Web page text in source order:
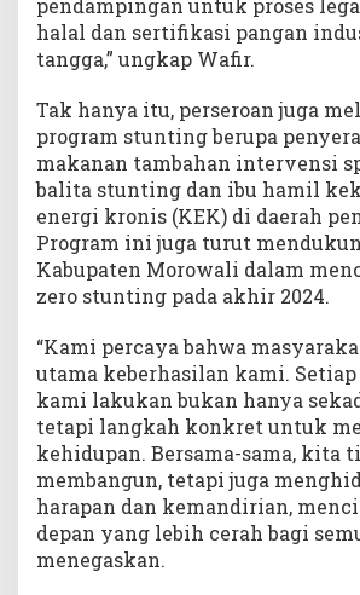
pendampingan untuk proses
halal dan sertifikasi pangan
tangga,” ungkap Wafir.
Tak hanya itu, perseroan juga
program stunting berupa
makanan tambahan intervensi
balita stunting dan ibu hamil
energi kronis (KEK) di daerah
Program ini juga turut
Kabupaten Morowali dalam
zero stunting pada akhir 2024.
“Kami percaya bahwa
utama keberhasilan kami.
kami lakukan bukan hanya
tetapi langkah konkret untuk
kehidupan. Bersama-sama, kita
membangun, tetapi juga
harapan dan kemandirian,
depan yang lebih cerah bagi
menegaskan.